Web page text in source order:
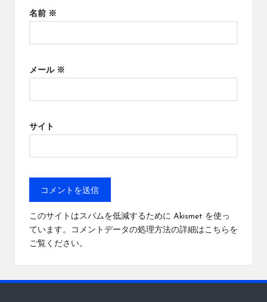
名前 ※
メール ※
サイト
このサイトはスパムを低減するために Akismet を使っ
ています。
コメントデータの処理方法の詳細はこちらを
ご覧ください。